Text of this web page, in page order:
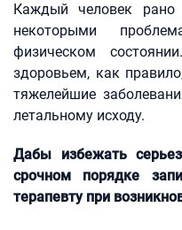
Каждый человек рано
некоторыми
физическом
здоровьем, как
тяжелейшие
летальному исходу.
Дабы избежать
срочном порядке
терапевту при